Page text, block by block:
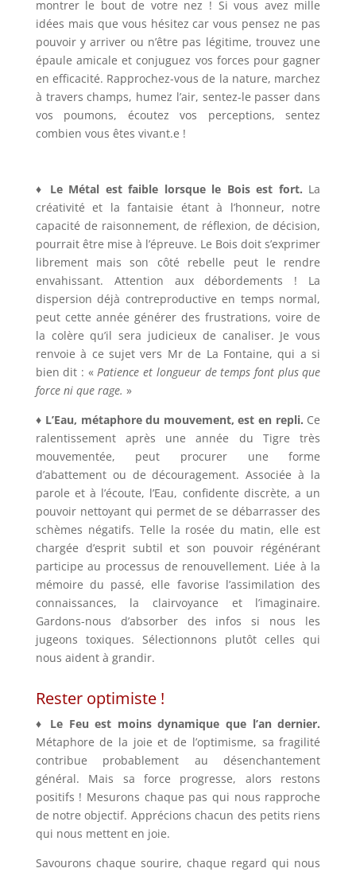
montrer le bout de votre nez ! Si vous avez mille
idées mais que vous hésitez car vous pensez ne pas
pouvoir y arriver ou n’être pas légitime, trouvez une
épaule amicale et conjuguez vos forces pour gagner
en efficacité. Rapprochez-vous de la nature, marchez
à travers champs, humez l’air, sentez-le passer dans
vos poumons, écoutez vos perceptions, sentez
combien vous êtes vivant.e !
♦ Le Métal est faible lorsque le Bois est fort. La
créativité et la fantaisie étant à l’honneur, notre
capacité de raisonnement, de réflexion, de décision,
pourrait être mise à l’épreuve. Le Bois doit s’exprimer
librement mais son côté rebelle peut le rendre
envahissant. Attention aux débordements ! La
dispersion déjà contreproductive en temps normal,
peut cette année générer des frustrations, voire de
la colère qu’il sera judicieux de canaliser. Je vous
renvoie à ce sujet vers Mr de La Fontaine, qui a si
bien dit : « Patience et longueur de temps font plus que
force ni que rage. »
♦ L’Eau, métaphore du mouvement, est en repli. Ce
ralentissement après une année du Tigre très
mouvementée, peut procurer une forme
d’abattement ou de découragement. Associée à la
parole et à l’écoute, l’Eau, confidente discrète, a un
pouvoir nettoyant qui permet de se débarrasser des
schèmes négatifs. Telle la rosée du matin, elle est
chargée d’esprit subtil et son pouvoir régénérant
participe au processus de renouvellement. Liée à la
mémoire du passé, elle favorise l’assimilation des
connaissances, la clairvoyance et l’imaginaire.
Gardons-nous d’absorber des infos si nous les
jugeons toxiques. Sélectionnons plutôt celles qui
nous aident à grandir.
Rester optimiste !
♦ Le Feu est moins dynamique que l’an dernier.
Métaphore de la joie et de l’optimisme, sa fragilité
contribue probablement au désenchantement
général. Mais sa force progresse, alors restons
positifs ! Mesurons chaque pas qui nous rapproche
de notre objectif. Apprécions chacun des petits riens
qui nous mettent en joie.
Savourons chaque sourire, chaque regard qui nous